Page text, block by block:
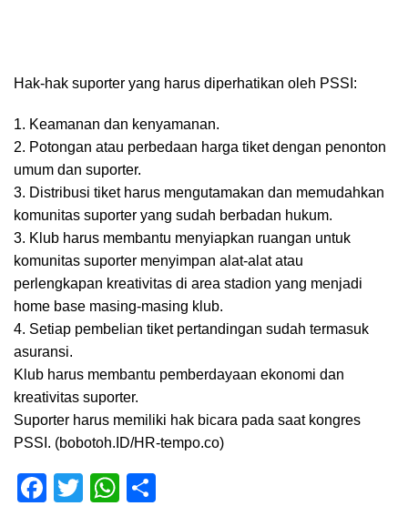
Hak-hak suporter yang harus diperhatikan oleh PSSI:
1. Keamanan dan kenyamanan.
2. Potongan atau perbedaan harga tiket dengan penonton
umum dan suporter.
3. Distribusi tiket harus mengutamakan dan memudahkan
komunitas suporter yang sudah berbadan hukum.
3. Klub harus membantu menyiapkan ruangan untuk
komunitas suporter menyimpan alat-alat atau
perlengkapan kreativitas di area stadion yang menjadi
home base masing-masing klub.
4. Setiap pembelian tiket pertandingan sudah termasuk
asuransi.
Klub harus membantu pemberdayaan ekonomi dan
kreativitas suporter.
Suporter harus memiliki hak bicara pada saat kongres
PSSI. (bobotoh.ID/HR-tempo.co)
Facebook
TwitterWhatsApp